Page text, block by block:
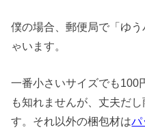
僕の場合、郵便局で「ゆ
ゃいます。
一番小さいサイズでも100
も知れませんが、丈夫だ
す。それ以外の梱包材はパ